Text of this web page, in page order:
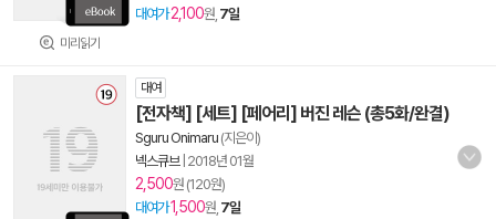
미리읽기
대여가 2,100원, 7일
대여
[전자책] [세트] [페어리] 버진 레슨 (총5화/완결)
Sguru Onimaru (지은이)
넥스큐브| 2018년 01월
2,500원 (120원)
대여가1,500원, 7일